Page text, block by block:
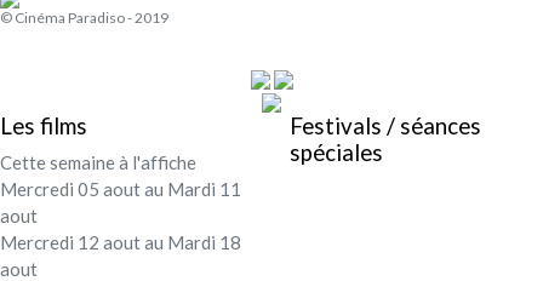
Festival - soirée
© Cinéma Paradiso - 2019
Les films
Cette semaine à l'affiche
Mercredi 05 aout au Mardi 11
aout
Mercredi 12 aout au Mardi 18
aout
Festivals / séances
spéciales